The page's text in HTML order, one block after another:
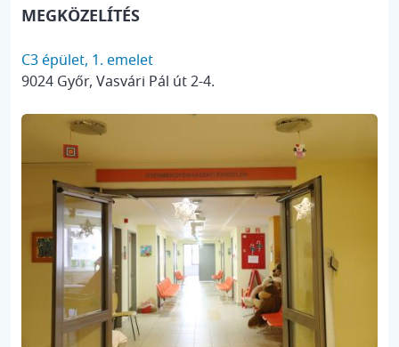
MEGKÖZELÍTÉS
C3 épület, 1. emelet
9024 Győr, Vasvári Pál út 2-4.